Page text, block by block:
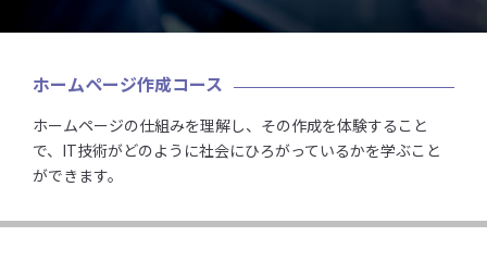
ホームページ作成コース
ホームページの仕組みを理解し、その作成を体験すること
で、IT技術がどのように社会にひろがっているかを学ぶこと
ができます。